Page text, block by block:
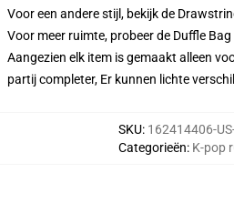
Voor een andere stijl, bekijk de
Voor meer ruimte, probeer de Duffle Bag
Aangezien elk item is gemaakt alleen
partij completer, Er kunnen lichte
SKU: 162414406-
Categorieën: K-pop